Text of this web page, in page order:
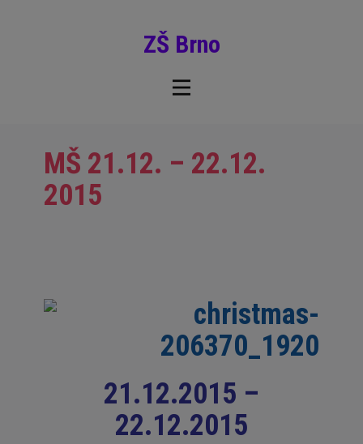
ZŠ Brno
MŠ 21.12. – 22.12.
2015
21.12.2015 –
22.12.2015